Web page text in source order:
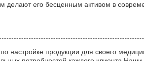
делают его бесценным активом в
настройке продукции для своего